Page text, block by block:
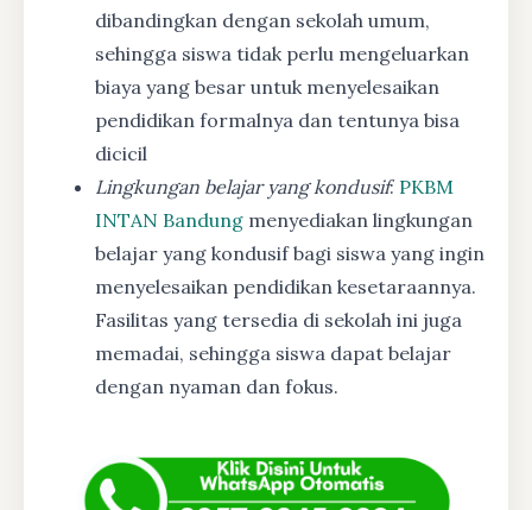
dibandingkan dengan sekolah umum,
sehingga siswa tidak perlu mengeluarkan
biaya yang besar untuk menyelesaikan
pendidikan formalnya dan tentunya bisa
dicicil
Lingkungan belajar yang kondusif: PKBM
INTAN Bandung menyediakan lingkungan
belajar yang kondusif bagi siswa yang ingin
menyelesaikan pendidikan kesetaraannya.
Fasilitas yang tersedia di sekolah ini juga
memadai, sehingga siswa dapat belajar
dengan nyaman dan fokus.